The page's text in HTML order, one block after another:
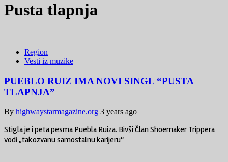
Pusta tlapnja
Region
Vesti iz muzike
PUEBLO RUIZ IMA NOVI SINGL “PUSTA
TLAPNJA”
By highwaystarmagazine.org 3 years ago
Stigla je i peta pesma Puebla Ruiza. Bivši član Shoemaker Trippera
vodi „takozvanu samostalnu karijeru“